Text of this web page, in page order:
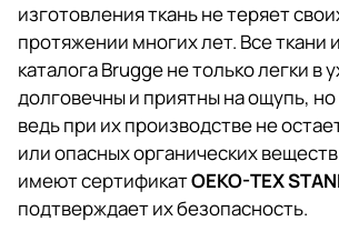
изготовления ткань не теряет
протяжении многих лет. Все ткани
каталога Brugge не только легки в
долговечны и приятны на ощупь,
ведь при их производстве не
или опасных органических
имеют сертификатOEKO-TEX
подтверждает их безопасность.